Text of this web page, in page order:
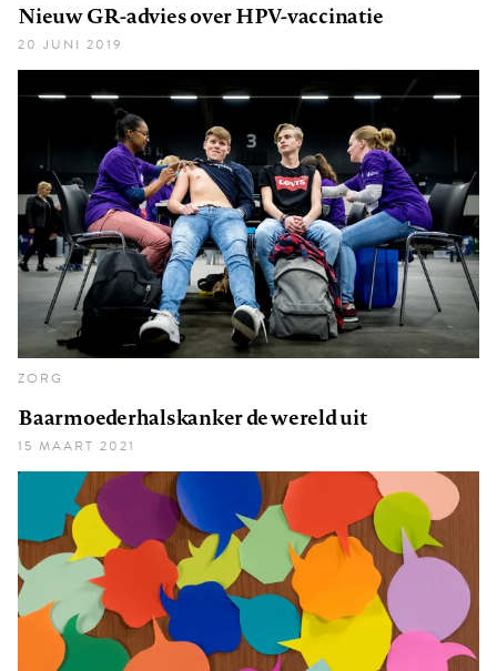
Nieuw GR-advies over HPV-vaccinatie
20 JUNI 2019
ZORG
Baarmoederhalskanker de wereld uit
15 MAART 2021